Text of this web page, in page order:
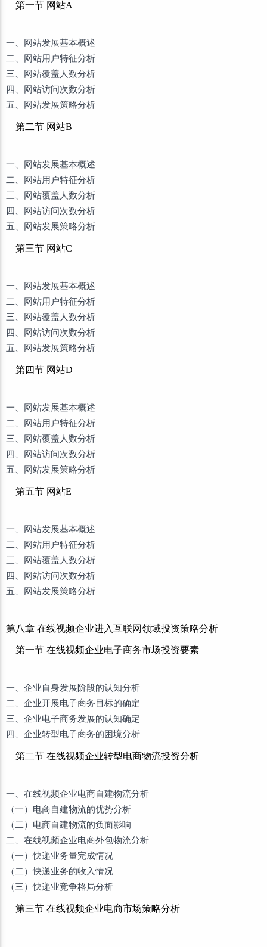
第一节 网站A
一、网站发展基本概述
二、网站用户特征分析
三、网站覆盖人数分析
四、网站访问次数分析
五、网站发展策略分析
第二节 网站B
一、网站发展基本概述
二、网站用户特征分析
三、网站覆盖人数分析
四、网站访问次数分析
五、网站发展策略分析
第三节 网站C
一、网站发展基本概述
二、网站用户特征分析
三、网站覆盖人数分析
四、网站访问次数分析
五、网站发展策略分析
第四节 网站D
一、网站发展基本概述
二、网站用户特征分析
三、网站覆盖人数分析
四、网站访问次数分析
五、网站发展策略分析
第五节 网站E
一、网站发展基本概述
二、网站用户特征分析
三、网站覆盖人数分析
四、网站访问次数分析
五、网站发展策略分析
第八章 在线视频企业进入互联网领域投资策略分析
第一节 在线视频企业电子商务市场投资要素
一、企业自身发展阶段的认知分析
二、企业开展电子商务目标的确定
三、企业电子商务发展的认知确定
四、企业转型电子商务的困境分析
第二节 在线视频企业转型电商物流投资分析
一、在线视频企业电商自建物流分析
（一）电商自建物流的优势分析
（二）电商自建物流的负面影响
二、在线视频企业电商外包物流分析
（一）快递业务量完成情况
（二）快递业务的收入情况
（三）快递业竞争格局分析
第三节 在线视频企业电商市场策略分析